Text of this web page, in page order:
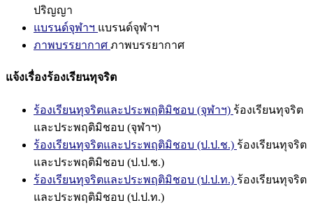
ปริญญา
แบรนด์จุฬาฯ แบรนด์จุฬาฯ
ภาพบรรยากาศ ภาพบรรยากาศ
แจ้งเรื่องร้องเรียนทุจริต
ร้องเรียนทุจริตและประพฤติมิชอบ (จุฬาฯ) ร้องเรียนทุจริต
และประพฤติมิชอบ (จุฬาฯ)
ร้องเรียนทุจริตและประพฤติมิชอบ (ป.ป.ช.) ร้องเรียนทุจริต
และประพฤติมิชอบ (ป.ป.ช.)
ร้องเรียนทุจริตและประพฤติมิชอบ (ป.ป.ท.) ร้องเรียนทุจริต
และประพฤติมิชอบ (ป.ป.ท.)